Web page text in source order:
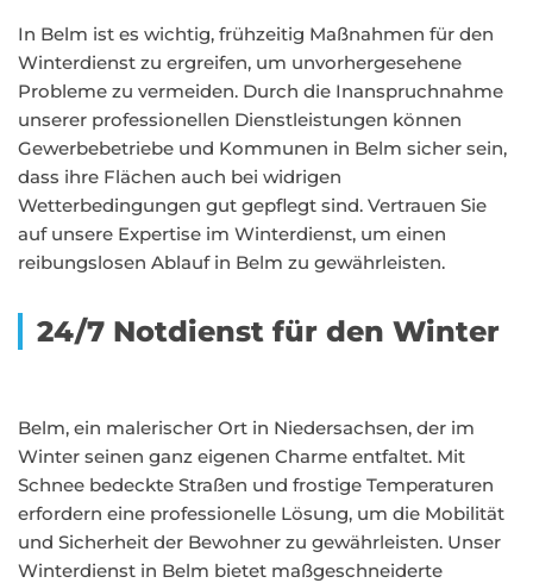
In Belm ist es wichtig, frühzeitig Maßnahmen für den
Winterdienst zu ergreifen, um unvorhergesehene
Probleme zu vermeiden. Durch die Inanspruchnahme
unserer professionellen Dienstleistungen können
Gewerbebetriebe und Kommunen in Belm sicher sein,
dass ihre Flächen auch bei widrigen
Wetterbedingungen gut gepflegt sind. Vertrauen Sie
auf unsere Expertise im Winterdienst, um einen
reibungslosen Ablauf in Belm zu gewährleisten.
24/7 Notdienst für den Winter
Belm, ein malerischer Ort in Niedersachsen, der im
Winter seinen ganz eigenen Charme entfaltet. Mit
Schnee bedeckte Straßen und frostige Temperaturen
erfordern eine professionelle Lösung, um die Mobilität
und Sicherheit der Bewohner zu gewährleisten. Unser
Winterdienst in Belm bietet maßgeschneiderte